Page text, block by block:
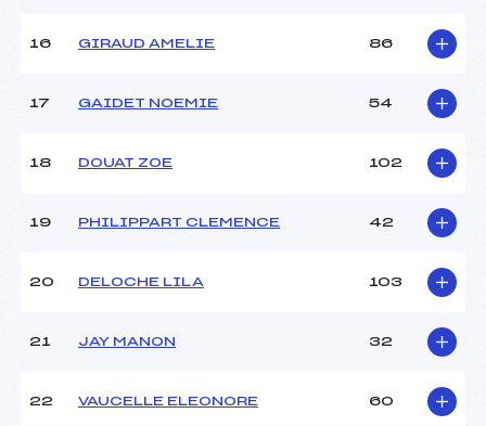
U16
16 GIRAUD AMELIE 86
17 GAIDET NOEMIE 54
18 DOUAT ZOE 102
19 PHILIPPART CLEMENCE 42
20 DELOCHE LILA 103
21 JAY MANON 32
22 VAUCELLE ELEONORE 60